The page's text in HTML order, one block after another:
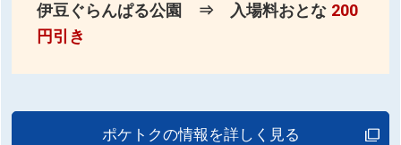
伊豆ぐらんぱる公園 ⇒ 入場料おとな 200
円引き
ポケトクの情報を詳しく見る